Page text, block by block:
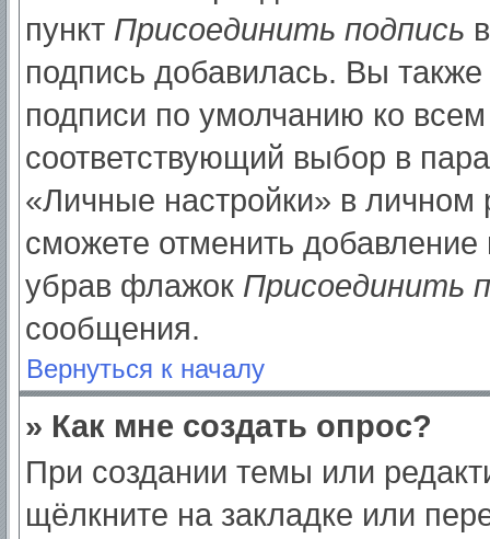
пункт Присоединить подпись
подпись добавилась. Вы
подписи по умолчанию ко
соответствующий выбор в
«Личные настройки» в
сможете отменить
убрав флажок Присоединить
сообщения.
Вернуться к началу
» Как мне создать опрос?
При создании темы или
щёлкните на закладке или